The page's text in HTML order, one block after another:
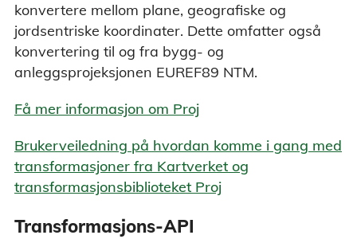
konvertere mellom plane, geografiske og
jordsentriske koordinater. Dette omfatter også
konvertering til og fra bygg- og
anleggsprojeksjonen EUREF89 NTM.
Få mer informasjon om Proj
Brukerveiledning på hvordan komme i gang med
transformasjoner fra Kartverket og
transformasjonsbiblioteket Proj
Transformasjons-API